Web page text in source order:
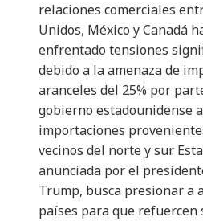
relaciones comerciales
Unidos, México y Canadá
enfrentado tensiones
debido a la amenaza de
aranceles del 25% por
gobierno estadounidense
importaciones
vecinos del norte y sur.
anunciada por el
Trump, busca presionar a
países para que refuercen